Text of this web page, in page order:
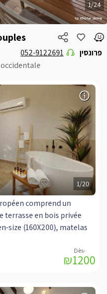
occidentale
פרונסין 052-9122691
1/24
1/20
comprend un
terrasse en bois privée
size (160X200), matelas
table à manger, café et
rectangulaire coin
₪1200